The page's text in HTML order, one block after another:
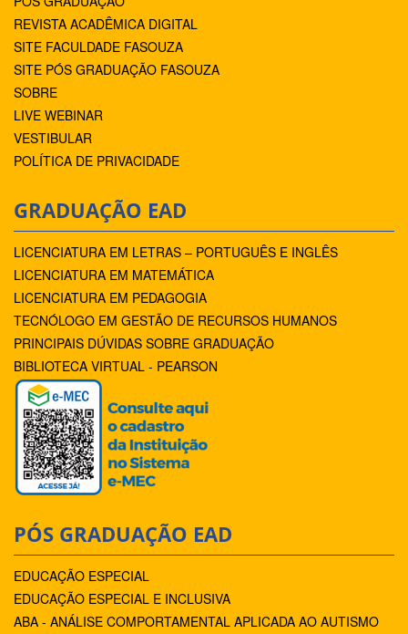
REVISTA ACADÊMICA DIGITAL
SITE FACULDADE FASOUZA
SITE PÓS GRADUAÇÃO FASOUZA
SOBRE
LIVE WEBINAR
VESTIBULAR
POLÍTICA DE PRIVACIDADE
GRADUAÇÃO EAD
LICENCIATURA EM LETRAS – PORTUGUÊS E INGLÊS
LICENCIATURA EM MATEMÁTICA
LICENCIATURA EM PEDAGOGIA
TECNÓLOGO EM GESTÃO DE RECURSOS HUMANOS
PRINCIPAIS DÚVIDAS SOBRE GRADUAÇÃO
BIBLIOTECA VIRTUAL - PEARSON
PÓS GRADUAÇÃO EAD
EDUCAÇÃO ESPECIAL
EDUCAÇÃO ESPECIAL E INCLUSIVA
ABA - ANÁLISE COMPORTAMENTAL APLICADA AO AUTISMO